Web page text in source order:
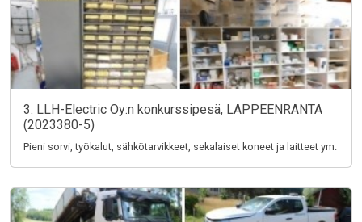
3. LLH-Electric Oy:n konkurssipesä, LAPPEENRANTA
(2023380-5)
Pieni sorvi, työkalut, sähkötarvikkeet, sekalaiset koneet ja laitteet ym.